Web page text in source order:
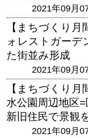
2021年09月
【まちづくり月
ォレストガーデ
た街並み形成
2021年09月
【まちづくり
水公園周辺地区
新旧住民で景観
2021年09月